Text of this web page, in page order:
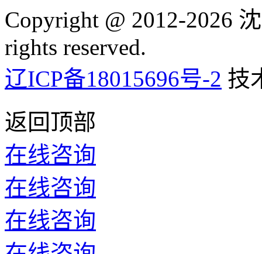
Copyright @ 2012-2026
rights reserved.
辽ICP备18015696号-2 技
返回顶部
在线咨询
在线咨询
在线咨询